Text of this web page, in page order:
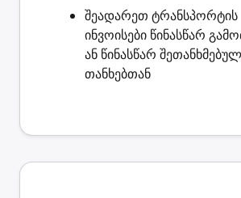
შეადარეთ ტრანსპორტის
ინვოისები წინასწარ
ან წინასწარ შეთანხმებულ
თანხებთან